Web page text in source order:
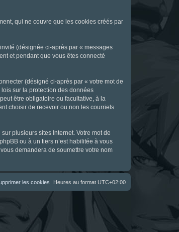
qui ne couvre que les cookies créés par
(désignée ci-après par « messages
et pendant que vous êtes connecté
(désigné ci-après par « votre mot de
sur la protection des données
être obligatoire ou facultative, à la
choisir de recevoir ou non les courriels
plusieurs sites Internet. Votre mot de
ou à un tiers n’est habilitée à vous
demandera de soumettre votre nom
Heures au format UTC+02:00
les cookies